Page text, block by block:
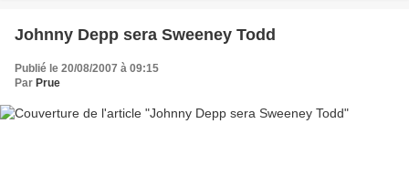
Johnny Depp sera Sweeney Todd
Publié le 20/08/2007 à 09:15
Par Prue